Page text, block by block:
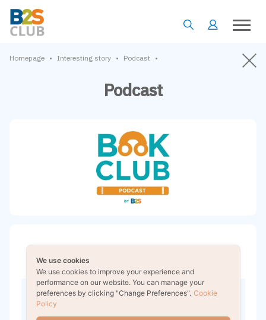
Homepage • Interesting story • Podcast •
Podcast